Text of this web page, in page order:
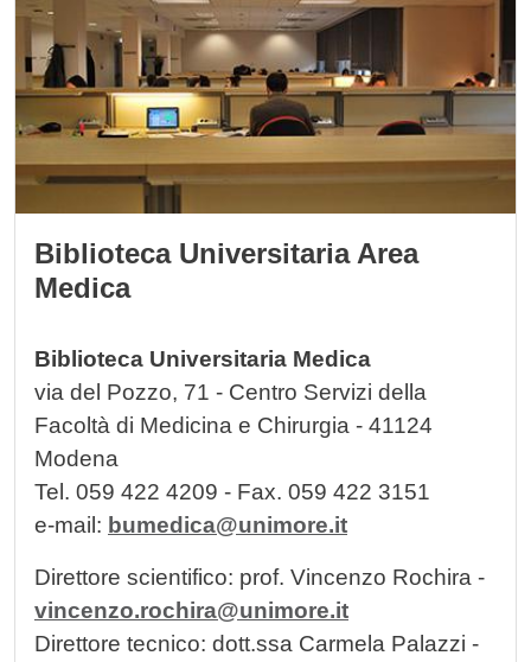
Biblioteca Universitaria Area
Medica
Biblioteca Universitaria Medica
via del Pozzo, 71 - Centro Servizi della
Facoltà di Medicina e Chirurgia - 41124
Modena
Tel. 059 422 4209 - Fax. 059 422 3151
e-mail: bumedica@unimore.it
Direttore scientifico: prof. Vincenzo Rochira -
vincenzo.rochira@unimore.it
Direttore tecnico: dott.ssa Carmela Palazzi -